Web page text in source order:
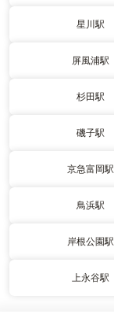
星川駅
屏風浦駅
杉田駅
磯子駅
京急富岡駅
鳥浜駅
岸根公園駅
上永谷駅